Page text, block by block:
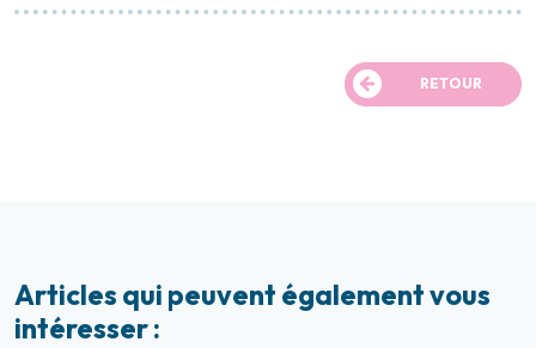
RETOUR
Articles qui peuvent également vous
intéresser :